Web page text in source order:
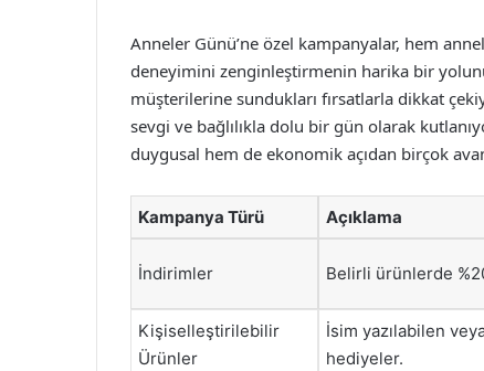
Anneler Günü’ne özel kampanyalar, hem
deneyimini zenginleştirmenin harika bir
müşterilerine sundukları fırsatlarla dikkat
sevgi ve bağlılıkla dolu bir gün olarak
duygusal hem de ekonomik açıdan birçok
Kampanya Türü Açıklama
İndirimler Belirli ürünlerde
Kişiselleştirilebilir
Ürünler
İsim yazılabilen
hediyeler.